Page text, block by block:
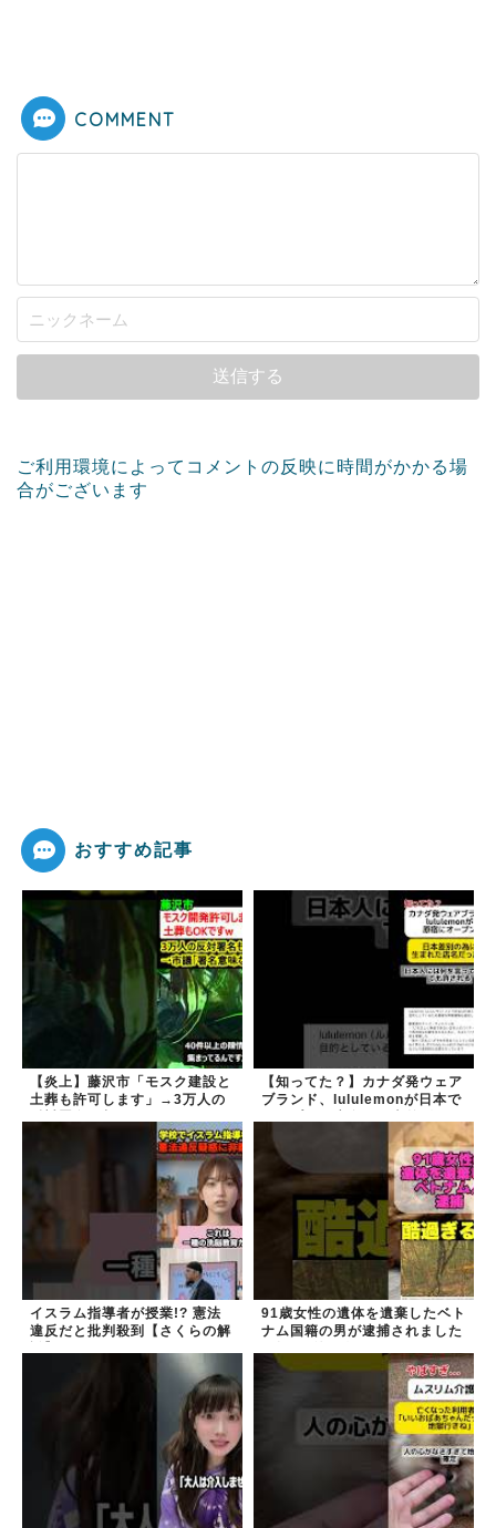
COMMENT
ご利用環境によってコメントの反映に時間がかかる場
合がございます
おすすめ記事
【炎上】藤沢市「モスク建設と
土葬も許可します」→3万人の
【知ってた？】カナダ発ウェア
ブランド、lululemonが日本で
イスラム指導者が授業!? 憲法
違反だと批判殺到【さくらの解
91歳女性の遺体を遺棄したベト
ナム国籍の男が逮捕されました